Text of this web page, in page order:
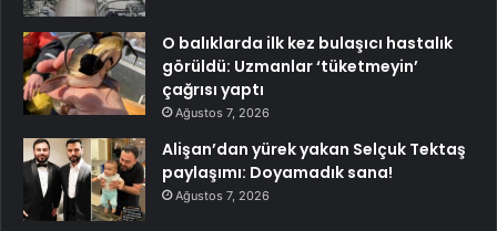
O balıklarda ilk kez bulaşıcı hastalık
görüldü: Uzmanlar ‘tüketmeyin’
çağrısı yaptı
Ağustos 7, 2026
Alişan’dan yürek yakan Selçuk Tektaş
paylaşımı: Doyamadık sana!
Ağustos 7, 2026